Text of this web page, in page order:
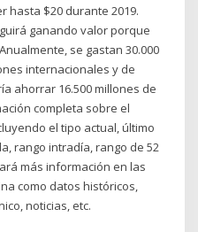
hasta $20 durante 2019.
ganando valor porque
se gastan 30.000
internacionales y de
ahorrar 16.500 millones de
completa sobre el
el tipo actual, último
rango intradía, rango de 52
más información en las
como datos históricos,
noticias, etc.